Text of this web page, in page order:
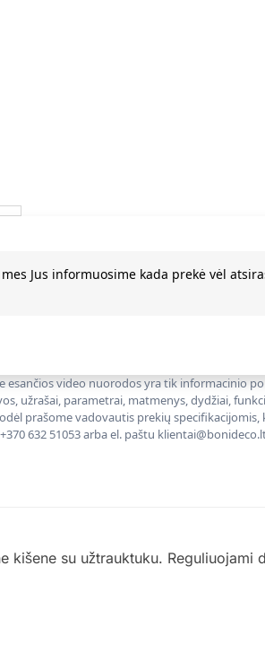
Jus informuosime kada prekė vėl
esančios video nuorodos yra tik informacinio
užrašai, parametrai, matmenys, dydžiai,
prašome vadovautis prekių specifikacijomis,
632 51053 arba el. paštu
kišene su užtrauktuku. Reguliuojami